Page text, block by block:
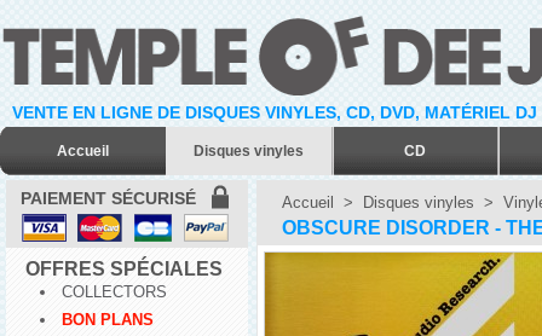
VENTE EN LIGNE DE DISQUES VINYLES, CD, DVD, MATÉRIEL
Accueil Disques vinyles CD
PAIEMENT SÉCURISÉ
OFFRES SPÉCIALES
COLLECTORS
BON PLANS
Accueil > Disques vinyles >
OBSCURE DISORDER -